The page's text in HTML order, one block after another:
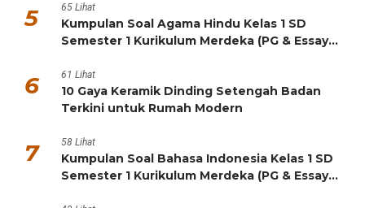
5 65 Lihat
Kumpulan Soal Agama Hindu Kelas 1 SD
Semester 1 Kurikulum Merdeka (PG & Essay
6 61 Lihat
10 Gaya Keramik Dinding Setengah Badan
Terkini untuk Rumah Modern
7 58 Lihat
Kumpulan Soal Bahasa Indonesia Kelas 1 SD
Semester 1 Kurikulum Merdeka (PG & Essay